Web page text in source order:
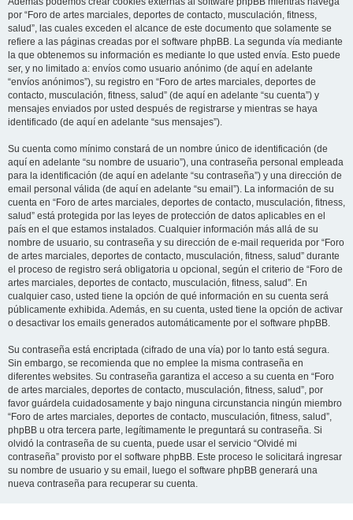
por “Foro de artes marciales, deportes de contacto, musculación, fitness,
salud”, las cuales exceden el alcance de este documento que solamente se
refiere a las páginas creadas por el software phpBB. La segunda vía mediante
la que obtenemos su información es mediante lo que usted envía. Esto puede
ser, y no limitado a: envíos como usuario anónimo (de aquí en adelante
“envíos anónimos”), su registro en “Foro de artes marciales, deportes de
contacto, musculación, fitness, salud” (de aquí en adelante “su cuenta”) y
mensajes enviados por usted después de registrarse y mientras se haya
identificado (de aquí en adelante “sus mensajes”).
Su cuenta como mínimo constará de un nombre único de identificación (de
aquí en adelante “su nombre de usuario”), una contraseña personal empleada
para la identificación (de aquí en adelante “su contraseña”) y una dirección de
email personal válida (de aquí en adelante “su email”). La información de su
cuenta en “Foro de artes marciales, deportes de contacto, musculación, fitness,
salud” está protegida por las leyes de protección de datos aplicables en el
país en el que estamos instalados. Cualquier información más allá de su
nombre de usuario, su contraseña y su dirección de e-mail requerida por “Foro
de artes marciales, deportes de contacto, musculación, fitness, salud” durante
el proceso de registro será obligatoria u opcional, según el criterio de “Foro de
artes marciales, deportes de contacto, musculación, fitness, salud”. En
cualquier caso, usted tiene la opción de qué información en su cuenta será
públicamente exhibida. Además, en su cuenta, usted tiene la opción de activar
o desactivar los emails generados automáticamente por el software phpBB.
Su contraseña está encriptada (cifrado de una vía) por lo tanto está segura.
Sin embargo, se recomienda que no emplee la misma contraseña en
diferentes websites. Su contraseña garantiza el acceso a su cuenta en “Foro
de artes marciales, deportes de contacto, musculación, fitness, salud”, por
favor guárdela cuidadosamente y bajo ninguna circunstancia ningún miembro
“Foro de artes marciales, deportes de contacto, musculación, fitness, salud”,
phpBB u otra tercera parte, legítimamente le preguntará su contraseña. Si
olvidó la contraseña de su cuenta, puede usar el servicio “Olvidé mi
contraseña” provisto por el software phpBB. Este proceso le solicitará ingresar
su nombre de usuario y su email, luego el software phpBB generará una
nueva contraseña para recuperar su cuenta.